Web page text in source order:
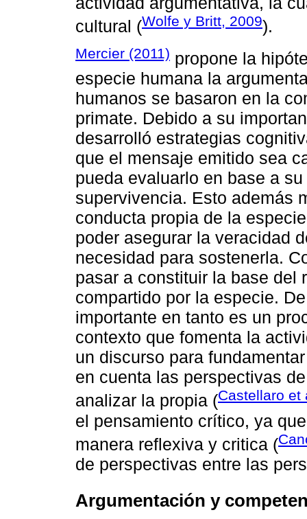
cultural (Wolfe y Britt, 2009).
Mercier (2011) propone la
especie humana la
humanos se basaron en la
primate. Debido a su
desarrolló estrategias
que el mensaje emitido sea
pueda evaluarlo en base a
supervivencia. Esto además
conducta propia de la
poder asegurar la veracidad
necesidad para sostenerla.
pasar a constituir la base del
compartido por la especie.
importante en tanto es un
contexto que fomenta la
un discurso para
en cuenta las perspectivas
analizar la propia (Castellaro et
el pensamiento crítico, ya
manera reflexiva y critica (
de perspectivas entre las
Argumentación y